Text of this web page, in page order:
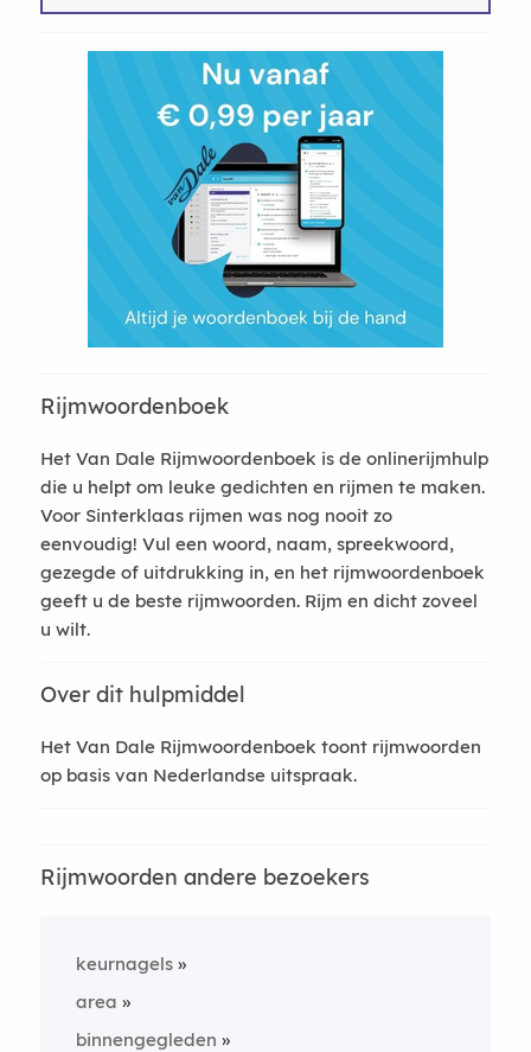
Rijmwoordenboek
Het Van Dale Rijmwoordenboek is de onlinerijmhulp
die u helpt om leuke gedichten en rijmen te maken.
Voor Sinterklaas rijmen was nog nooit zo
eenvoudig! Vul een woord, naam, spreekwoord,
gezegde of uitdrukking in, en het rijmwoordenboek
geeft u de beste rijmwoorden. Rijm en dicht zoveel
u wilt.
Over dit hulpmiddel
Het Van Dale Rijmwoordenboek toont rijmwoorden
op basis van Nederlandse uitspraak.
Rijmwoorden andere bezoekers
keurnagels
area
binnengegleden